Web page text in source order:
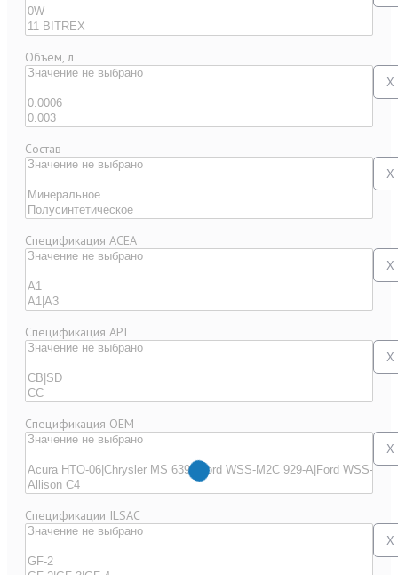
Объем, л
X
Состав
X
Спецификация ACEA
X
Спецификация API
X
Спецификация OEM
X
Спецификации ILSAC
X